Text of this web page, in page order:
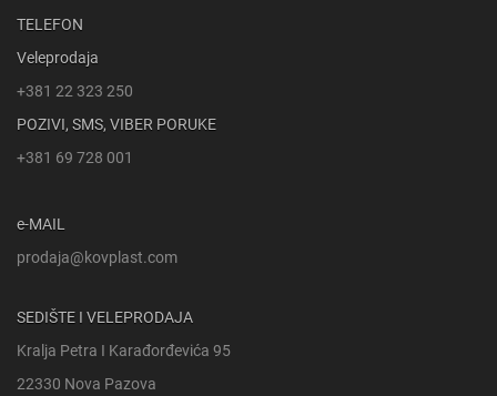
TELEFON
Veleprodaja
+381 22 323 250
POZIVI, SMS, VIBER PORUKE
+381 69 728 001
e-MAIL
prodaja@kovplast.com
SEDIŠTE I VELEPRODAJA
Kralja Petra I Karađorđevića 95
22330 Nova Pazova